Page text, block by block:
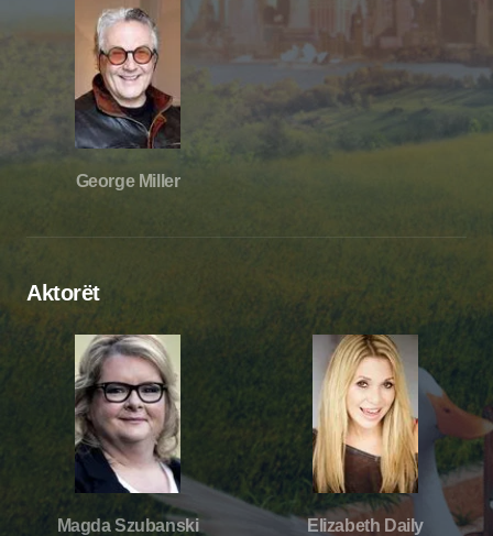
George Miller
Aktorët
Magda Szubanski Elizabeth Daily